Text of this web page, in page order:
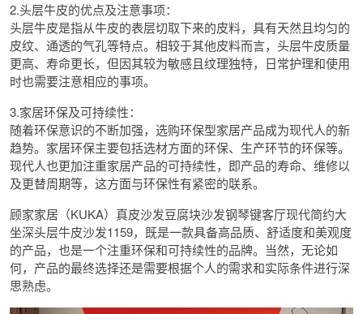
2.头层牛皮的优点及注意事项：
头层牛皮是指从牛皮的表层切取下来的皮料，具有天然且均匀的
皮纹、通透的气孔等特点。相较于其他皮料而言，头层牛皮质量
更高、寿命更长，但因其较为敏感且纹理独特，日常护理和使用
时也需要注意相应的事项。
3.家居环保及可持续性：
随着环保意识的不断加强，选购环保型家居产品成为现代人的新
趋势。家居环保主要包括选材方面的环保、生产环节的环保等。
现代人也更加注重家居产品的可持续性，即产品的寿命、维修以
及更替周期等，这方面与环保性有紧密的联系。
顾家家居（KUKA）真皮沙发豆腐块沙发钢琴键客厅现代简约大
坐深头层牛皮沙发1159，既是一款具备高品质、舒适度和美观度
的产品，也是一个注重环保和可持续性的品牌。当然，无论如
何，产品的最终选择还是需要根据个人的需求和实际条件进行深
思熟虑。